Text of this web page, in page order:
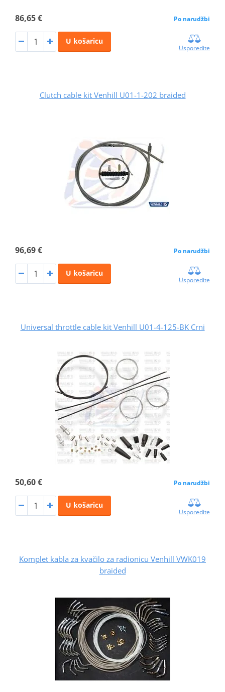
86,65 € Po narudžbi
U košaricu
Usporedite
Clutch cable kit Venhill U01-1-202 braided
96,69 € Po narudžbi
U košaricu
Usporedite
Universal throttle cable kit Venhill U01-4-125-BK Crni
50,60 € Po narudžbi
U košaricu
Usporedite
Komplet kabla za kvačilo za radionicu Venhill VWK019
braided